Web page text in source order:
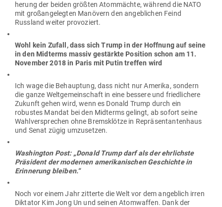
herung der beiden größten Atom­mächte, während die NATO
mit groß­an­ge­legten Manövern den angeb­lichen Feind
Russland weiter provoziert.
Wohl kein Zufall, dass sich Trump in der Hoffnung auf seine
in den Mid­terms massiv gestärkte Position schon am 11.
November 2018 in Paris mit Putin treffen wird
Ich wage die Behauptung, dass nicht nur Amerika, sondern
die ganze Welt­ge­mein­schaft in eine bessere und fried­li­chere
Zukunft gehen wird, wenn es Donald Trump durch ein
robustes Mandat bei den Mid­terms gelingt, ab sofort seine
Wahl­ver­sprechen ohne Brems­klötze in Reprä­sen­tan­tenhaus
und Senat zügig umzusetzen.
Washington Post: „Donald Trump darf als der ehr­lichste
Prä­sident der modernen ame­ri­ka­ni­schen Geschichte in
Erin­nerung bleiben.“
Noch vor einem Jahr zit­terte die Welt vor dem angeblich irren
Dik­tator Kim Jong Un und seinen Atom­waffen. Dank der